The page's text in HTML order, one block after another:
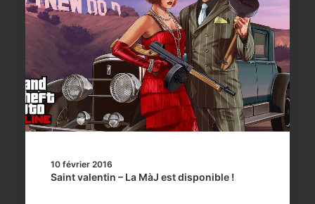
10 février 2016
Saint valentin – La MàJ est disponible !